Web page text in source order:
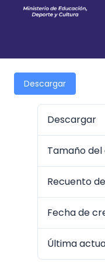
Descargar
Descargar
Tamaño
Recuento
Fecha de
Última